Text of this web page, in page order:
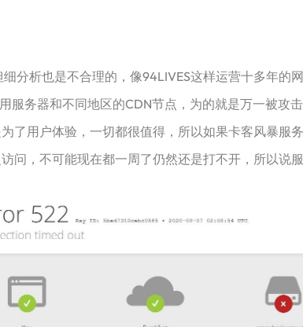
析也是不合理的，像94LIVES这样运营十多年的
服务器和不同地区的CDN节点，为的就是万一被攻
了用户体验，一切都很值得，所以如果卡客风暴服
问，不可能现在都一周了仍然还是打不开，所以说